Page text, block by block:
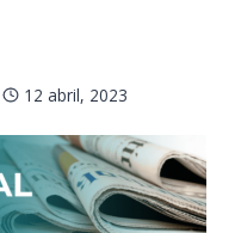
12 abril, 2023